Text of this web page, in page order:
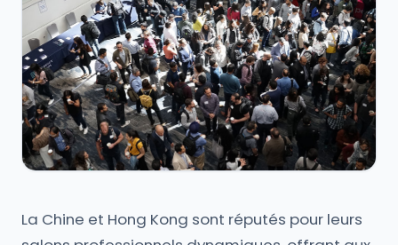
La Chine et Hong Kong sont réputés pour leurs